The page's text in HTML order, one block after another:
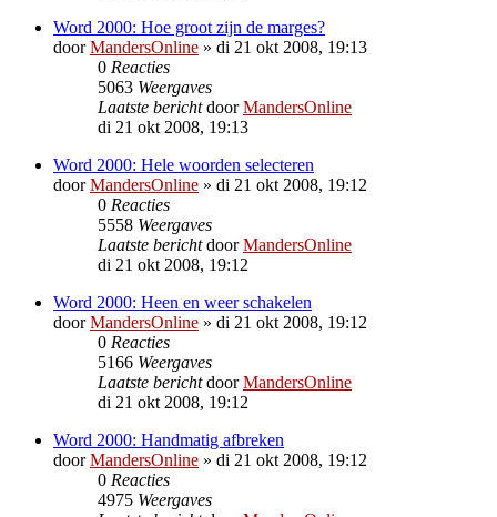
Word 2000: Hoe groot zijn de marges?
doorMandersOnline » di 21 okt 2008, 19:13
0 Reacties
5063 Weergaves
Laatste berichtdoorMandersOnline
di 21 okt 2008, 19:13
Word 2000: Hele woorden selecteren
doorMandersOnline » di 21 okt 2008, 19:12
0 Reacties
5558 Weergaves
Laatste berichtdoorMandersOnline
di 21 okt 2008, 19:12
Word 2000: Heen en weer schakelen
doorMandersOnline » di 21 okt 2008, 19:12
0 Reacties
5166 Weergaves
Laatste berichtdoorMandersOnline
di 21 okt 2008, 19:12
Word 2000: Handmatig afbreken
doorMandersOnline » di 21 okt 2008, 19:12
0 Reacties
4975 Weergaves